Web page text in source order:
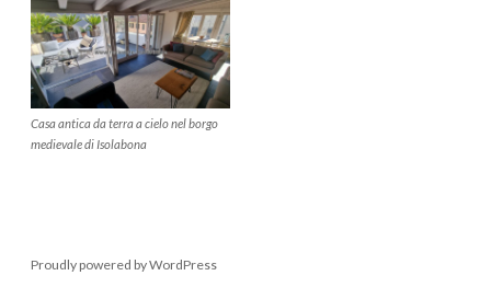
Casa antica da terra a cielo nel borgo
medievale di Isolabona
Proudly powered by WordPress